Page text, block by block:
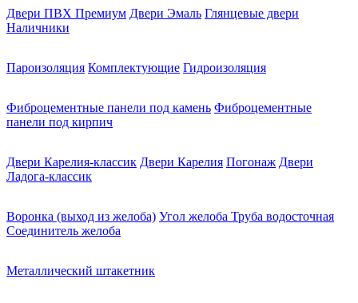
Двери ПВХ Премиум Двери Эмаль Глянцевые двери
Наличники
Пароизоляция Комплектующие Гидроизоляция
Фиброцементные панели под камень Фиброцементные
панели под кирпич
Двери Карелия-классик Двери Карелия Погонаж Двери
Ладога-классик
Воронка (выход из желоба) Угол желоба Труба водосточная
Соединитель желоба
Металлический штакетник